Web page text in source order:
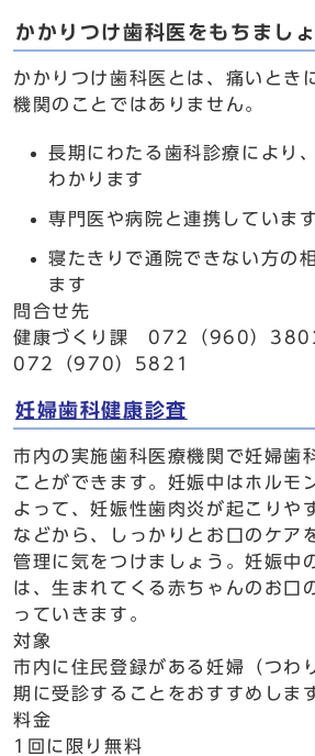
かかりつけ歯科医をもちまし
かかりつけ歯科医とは、痛いとき
機関のことではありません。
長期にわたる歯科診療により
わかります
専門医や病院と連携しています
寝たきりで通院できない方の
ます
問合せ先
健康づくり課 072（960）
072（970）5821
妊婦歯科健康診査
市内の実施歯科医療機関で妊婦歯
ことができます。妊娠中はホルモ
よって、妊娠性歯肉炎が起こりや
などから、しっかりとお口のケア
管理に気をつけましょう。妊娠中
は、生まれてくる赤ちゃんのお口
っていきます。
対象
市内に住民登録がある妊婦（つわ
期に受診することをおすすめしま
料金
1回に限り無料